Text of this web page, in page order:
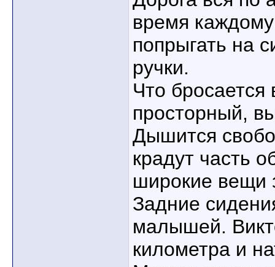
время
попрыгать на
ручки.
Что бросается
просторный,
Дышится
крадут часть
широкие вещи
Задние
малышей.
километра и